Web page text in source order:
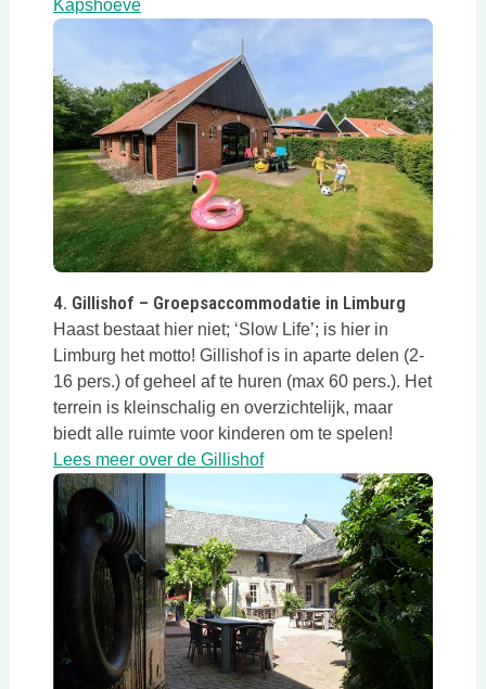
KapshoeveDeze link opent in een nieuwe tab
4. Gillishof – Groepsaccommodatie in Limburg
Haast bestaat hier niet; ‘Slow Life’; is hier in
Limburg het motto! Gillishof is in aparte delen (2-
16 pers.) of geheel af te huren (max 60 pers.). Het
terrein is kleinschalig en overzichtelijk, maar
biedt alle ruimte voor kinderen om te spelen!
Lees meer over de GillishofDeze link opent in een